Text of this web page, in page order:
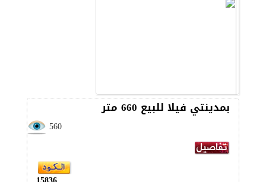
بمدينتي فيلا للبيع 660 متر
560